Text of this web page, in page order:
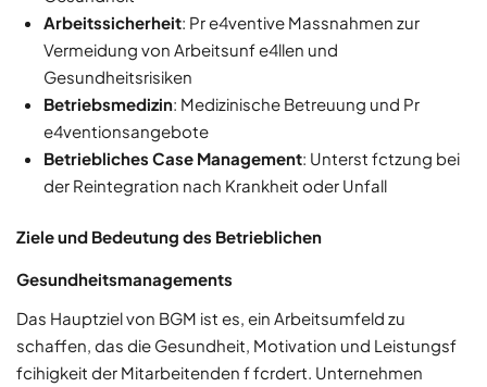
Arbeitssicherheit: Pr e4ventive Massnahmen zur
Vermeidung von Arbeitsunf e4llen und
Gesundheitsrisiken
Betriebsmedizin: Medizinische Betreuung und Pr
e4ventionsangebote
Betriebliches Case Management: Unterst fctzung bei
der Reintegration nach Krankheit oder Unfall
Ziele und Bedeutung des Betrieblichen
Gesundheitsmanagements
Das Hauptziel von BGM ist es, ein Arbeitsumfeld zu
schaffen, das die Gesundheit, Motivation und Leistungsf
fcihigkeit der Mitarbeitenden f fcrdert. Unternehmen